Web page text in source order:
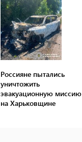
Россияне пытались
уничтожить
эвакуационную миссию
на Харьковщине